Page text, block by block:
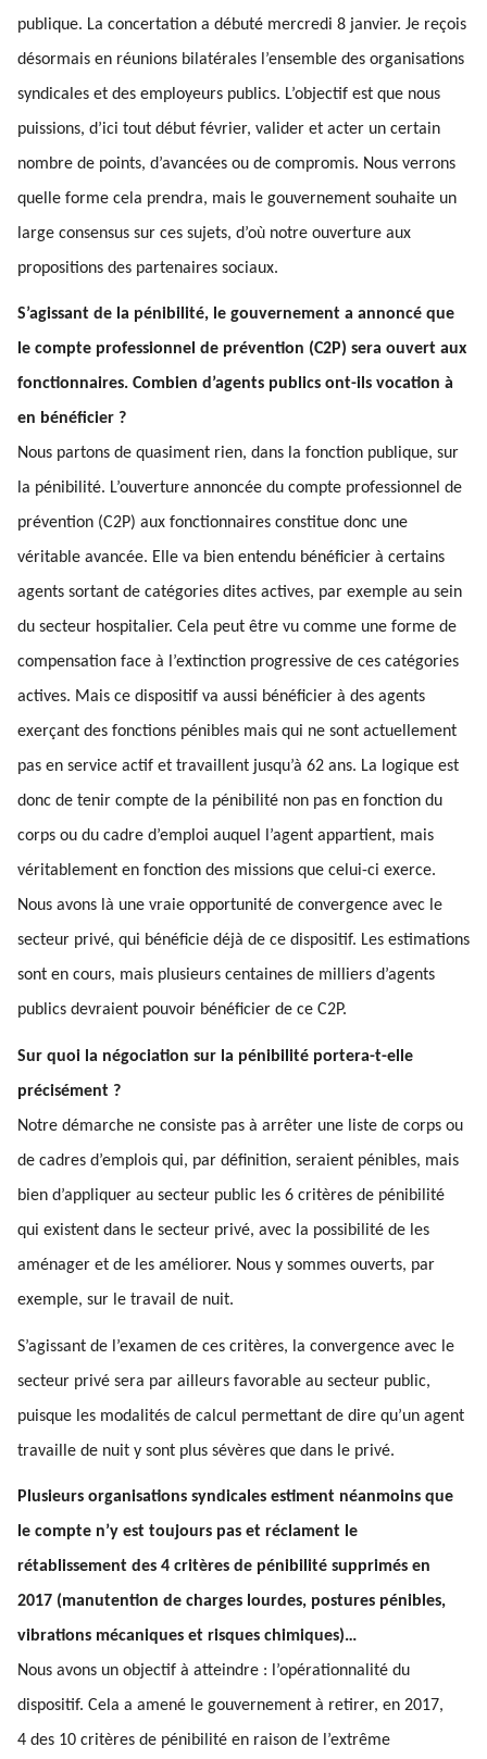
publique. La concertation a débuté mercredi 8 janvier. Je reçois
désormais en réunions bilatérales l’ensemble des organisations
syndicales et des employeurs publics. L’objectif est que nous
puissions, d’ici tout début février, valider et acter un certain
nombre de points, d’avancées ou de compromis. Nous verrons
quelle forme cela prendra, mais le gouvernement souhaite un
large consensus sur ces sujets, d’où notre ouverture aux
propositions des partenaires sociaux.
S’agissant de la pénibilité, le gouvernement a annoncé que
le compte professionnel de prévention (C2P) sera ouvert aux
fonctionnaires. Combien d’agents publics ont-ils vocation à
en bénéficier ?
Nous partons de quasiment rien, dans la fonction publique, sur
la pénibilité. L’ouverture annoncée du compte professionnel de
prévention (C2P) aux fonctionnaires constitue donc une
véritable avancée. Elle va bien entendu bénéficier à certains
agents sortant de catégories dites actives, par exemple au sein
du secteur hospitalier. Cela peut être vu comme une forme de
compensation face à l’extinction progressive de ces catégories
actives. Mais ce dispositif va aussi bénéficier à des agents
exerçant des fonctions pénibles mais qui ne sont actuellement
pas en service actif et travaillent jusqu’à 62 ans. La logique est
donc de tenir compte de la pénibilité non pas en fonction du
corps ou du cadre d’emploi auquel l’agent appartient, mais
véritablement en fonction des missions que celui-ci exerce.
Nous avons là une vraie opportunité de convergence avec le
secteur privé, qui bénéficie déjà de ce dispositif. Les estimations
sont en cours, mais plusieurs centaines de milliers d’agents
publics devraient pouvoir bénéficier de ce C2P.
Sur quoi la négociation sur la pénibilité portera-t-elle
précisément ?
Notre démarche ne consiste pas à arrêter une liste de corps ou
de cadres d’emplois qui, par définition, seraient pénibles, mais
bien d’appliquer au secteur public les 6 critères de pénibilité
qui existent dans le secteur privé, avec la possibilité de les
aménager et de les améliorer. Nous y sommes ouverts, par
exemple, sur le travail de nuit.
S’agissant de l’examen de ces critères, la convergence avec le
secteur privé sera par ailleurs favorable au secteur public,
puisque les modalités de calcul permettant de dire qu’un agent
travaille de nuit y sont plus sévères que dans le privé.
Plusieurs organisations syndicales estiment néanmoins que
le compte n’y est toujours pas et réclament le
rétablissement des 4 critères de pénibilité supprimés en
2017 (manutention de charges lourdes, postures pénibles,
vibrations mécaniques et risques chimiques)…
Nous avons un objectif à atteindre : l’opérationnalité du
dispositif. Cela a amené le gouvernement à retirer, en 2017,
4 des 10 critères de pénibilité en raison de l’extrême